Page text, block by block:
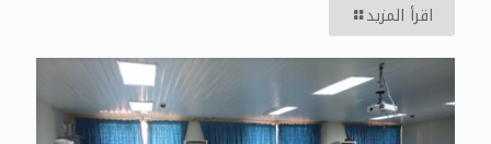
اقرأ المزيد